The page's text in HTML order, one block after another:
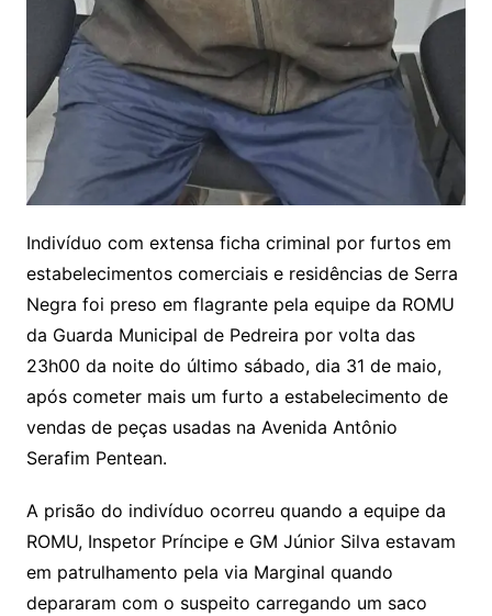
Indivíduo com extensa ficha criminal por furtos em
estabelecimentos comerciais e residências de Serra
Negra foi preso em flagrante pela equipe da ROMU
da Guarda Municipal de Pedreira por volta das
23h00 da noite do último sábado, dia 31 de maio,
após cometer mais um furto a estabelecimento de
vendas de peças usadas na Avenida Antônio
Serafim Pentean.
A prisão do indivíduo ocorreu quando a equipe da
ROMU, Inspetor Príncipe e GM Júnior Silva estavam
em patrulhamento pela via Marginal quando
depararam com o suspeito carregando um saco